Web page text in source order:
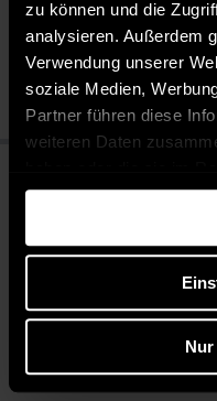
zu können und die
analysieren. Außerdem
Verwendung unserer
soziale Medien,
Partner führen diese
weiteren Daten
gesammelt haben.
Bleichen nicht erlaubt
Nicht chemisch
Bügeln mit mittlerer